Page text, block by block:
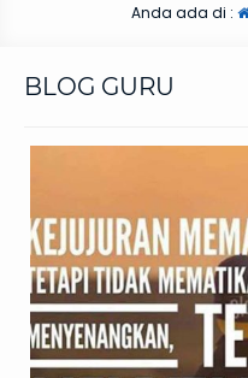
Anda ada di :
BLOG GURU